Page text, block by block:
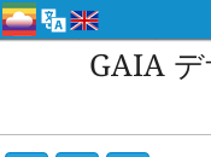
GAIA